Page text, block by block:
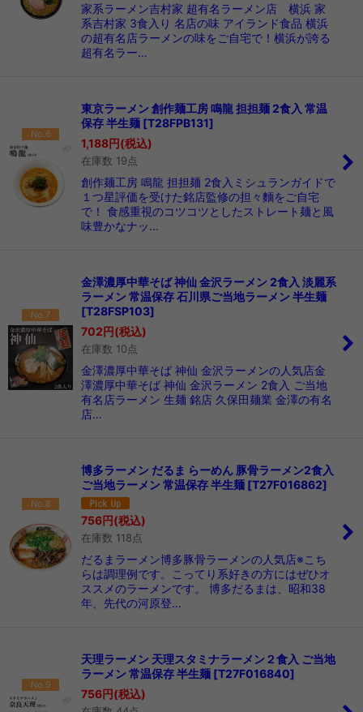
家系ラーメン吉村家 超有名ラーメン店 横浜 家
系吉村家 3食入り 名店の味 アイランド食品 横浜
の超有名店ラーメンの味をご自宅で！横浜が誇る
超有名ラー…
No.6
東京ラーメン 創作麺工房 鳴龍 担担麺 2食入 常温
保存 半生麺 [T28FPB131]
1,188円(税込)
在庫数 19点
創作麺工房 鳴龍 担担麺 2食入ミシュランガイドで
１つ星評価を受けた銘店監修の担々麵をご自宅
で！ 食感重視のコツコツとしたストレート麺と風
味豊かなナッ…
No.7
金澤濃厚中華そば 神仙 金沢ラーメン 2食入 淡麗系
ラーメン 常温保存 石川県ご当地ラーメン 半生麺
[T28FSP103]
702円(税込)
在庫数 10点
金澤濃厚中華そば 神仙 金沢ラーメンの人気店金
澤濃厚中華そば 神仙 金沢ラーメン 2食入 ご当地
有名店ラーメン 生麺 銘店 久保田麺業 金澤の有名
店…
No.8
博多ラーメン だるま らーめん 豚骨ラーメン2食入
ご当地ラーメン 常温保存 半生麺 [T27F016862]
756円(税込)
在庫数 118点
だるまラーメン博多豚骨ラーメンの人気店※こち
らは調理例です。こってり系好きの方にはぜひオ
ススメのラーメンです。 博多だるまは、昭和38
年、先代の河原登…
No.9
天理ラーメン 天理スタミナラーメン２食入 ご当地
ラーメン 常温保存 半生麺 [T27F016840]
756円(税込)